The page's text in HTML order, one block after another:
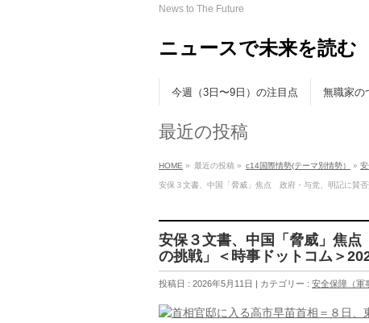
News to The Future
ニュースで未来を読む
今週（3日〜9日）の注目点 無職家の
最近の投稿
HOME » 最近の投稿 » c14国際情勢(テーマ別情勢） » 安
安保３文書、中国「脅威」焦点 政府・与党、明記に賛
安保３文書、中国「脅威」焦
の挑戦」＜時事ドットコム＞
投稿日 : 2026年5月11日 | カテゴリー : 安全保障（軍